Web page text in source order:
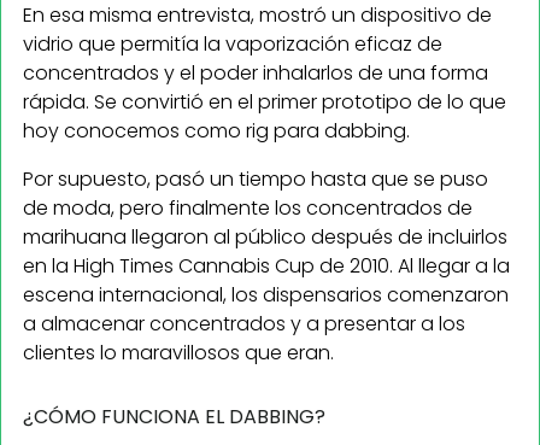
En esa misma entrevista, mostró un dispositivo de
vidrio que permitía la vaporización eficaz de
concentrados y el poder inhalarlos de una forma
rápida. Se convirtió en el primer prototipo de lo que
hoy conocemos como rig para dabbing.
Por supuesto, pasó un tiempo hasta que se puso
de moda, pero finalmente los concentrados de
marihuana llegaron al público después de incluirlos
en la High Times Cannabis Cup de 2010. Al llegar a la
escena internacional, los dispensarios comenzaron
a almacenar concentrados y a presentar a los
clientes lo maravillosos que eran.
¿CÓMO FUNCIONA EL DABBING?